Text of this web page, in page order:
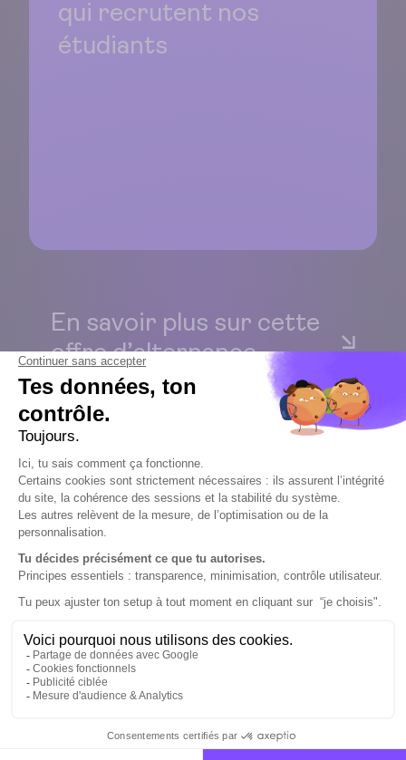
qui recrutent nos
étudiants
En savoir plus sur cette
offre d’alternance
Tu fais cette demande en tant que…
Sélectionnez une option
Ton nom*
Ton prénom